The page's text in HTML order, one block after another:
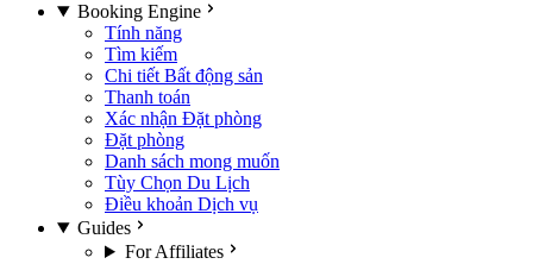
Booking Engine
Tính năng
Tìm kiếm
Chi tiết Bất động sản
Thanh toán
Xác nhận Đặt phòng
Đặt phòng
Danh sách mong muốn
Tùy Chọn Du Lịch
Điều khoản Dịch vụ
Guides
For Affiliates